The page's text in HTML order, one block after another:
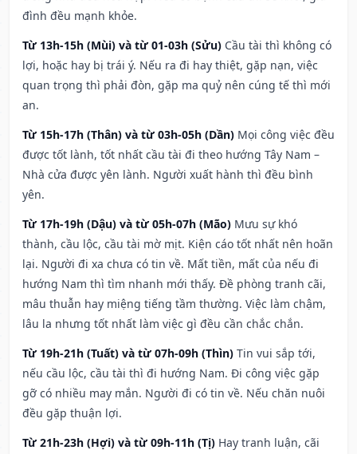
đình đều mạnh khỏe.
Từ 13h-15h (Mùi) và từ 01-03h (Sửu) Cầu tài thì không có
lợi, hoặc hay bị trái ý. Nếu ra đi hay thiệt, gặp nạn, việc
quan trọng thì phải đòn, gặp ma quỷ nên cúng tế thì mới
an.
Từ 15h-17h (Thân) và từ 03h-05h (Dần) Mọi công việc đều
được tốt lành, tốt nhất cầu tài đi theo hướng Tây Nam –
Nhà cửa được yên lành. Người xuất hành thì đều bình
yên.
Từ 17h-19h (Dậu) và từ 05h-07h (Mão) Mưu sự khó
thành, cầu lộc, cầu tài mờ mịt. Kiện cáo tốt nhất nên hoãn
lại. Người đi xa chưa có tin về. Mất tiền, mất của nếu đi
hướng Nam thì tìm nhanh mới thấy. Đề phòng tranh cãi,
mâu thuẫn hay miệng tiếng tầm thường. Việc làm chậm,
lâu la nhưng tốt nhất làm việc gì đều cần chắc chắn.
Từ 19h-21h (Tuất) và từ 07h-09h (Thìn) Tin vui sắp tới,
nếu cầu lộc, cầu tài thì đi hướng Nam. Đi công việc gặp
gỡ có nhiều may mắn. Người đi có tin về. Nếu chăn nuôi
đều gặp thuận lợi.
Từ 21h-23h (Hợi) và từ 09h-11h (Tị) Hay tranh luận, cãi